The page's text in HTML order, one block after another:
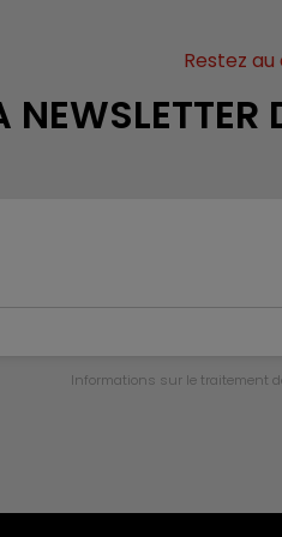
Restez
NEWSLETTER
Informations sur le traitement